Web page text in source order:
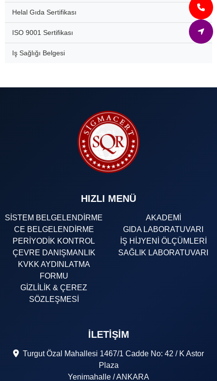
Helal Gıda Sertifikası
ISO 9001 Sertifikası
Iş Sağlığı Belgesi
HIZLI MENÜ
SİSTEM BELGELENDİRME
CE BELGELENDİRME
PERİYODİK KONTROL
ÇEVRE DANIŞMANLIK
KVKK AYDINLATMA
FORMU
GİZLİLİK & ÇEREZ
SÖZLEŞMESİ
AKADEMİ
GIDA LABORATUVARI
İŞ HİJYENİ ÖLÇÜMLERİ
SAĞLIK LABORATUVARI
İLETIŞIM
Turgut Özal Mahallesi 1467/1 Cadde No: 42 / K Astor
Plaza
Yenimahalle / ANKARA